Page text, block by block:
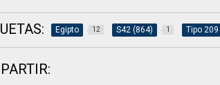
Egipto 12 S42 (864) 1 Tipo 209